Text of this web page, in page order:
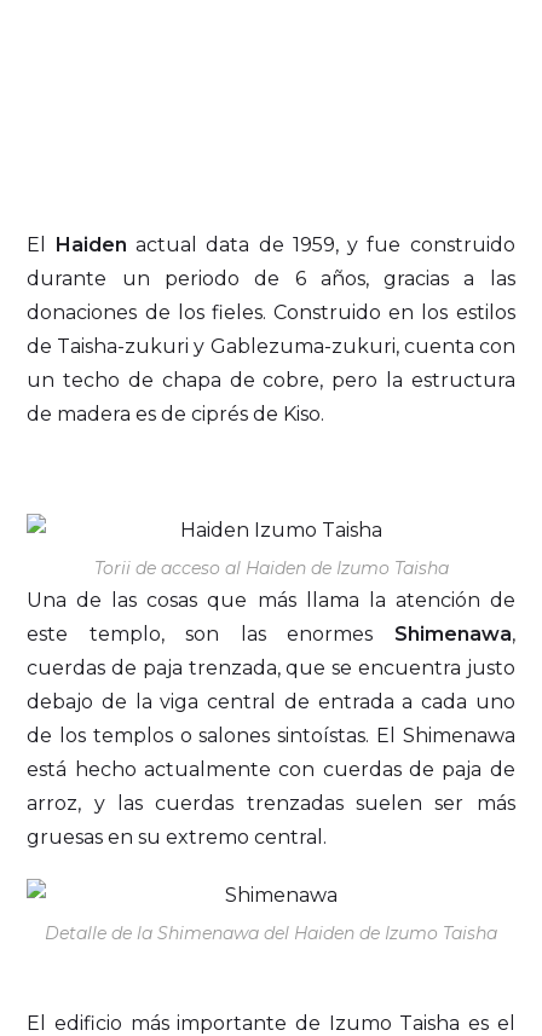
El Haiden actual data de 1959, y fue construido
durante un periodo de 6 años, gracias a las
donaciones de los fieles. Construido en los estilos
de Taisha-zukuri y Gablezuma-zukuri, cuenta con
un techo de chapa de cobre, pero la estructura
de madera es de ciprés de Kiso.
Torii de acceso al Haiden de Izumo Taisha
Una de las cosas que más llama la atención de
este templo, son las enormes Shimenawa,
cuerdas de paja trenzada, que se encuentra justo
debajo de la viga central de entrada a cada uno
de los templos o salones sintoístas. El Shimenawa
está hecho actualmente con cuerdas de paja de
arroz, y las cuerdas trenzadas suelen ser más
gruesas en su extremo central.
Detalle de la Shimenawa del Haiden de Izumo Taisha
El edificio más importante de Izumo Taisha es el